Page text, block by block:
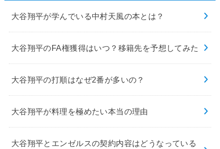
大谷翔平が学んでいる中村天風の本とは？
大谷翔平のFA権獲得はいつ？移籍先を予想してみた
大谷翔平の打順はなぜ2番が多いの？
大谷翔平が料理を極めたい本当の理由
大谷翔平とエンゼルスの契約内容はどうなっている